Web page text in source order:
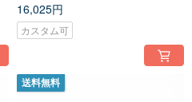
16,025円
カスタム可
送料無料